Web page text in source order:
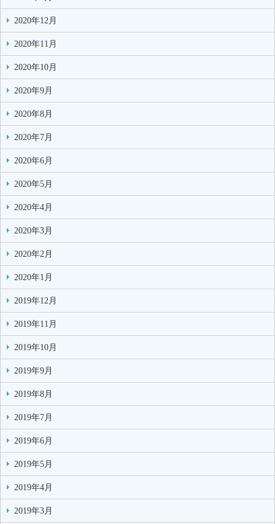
2020年12月
2020年11月
2020年10月
2020年9月
2020年8月
2020年7月
2020年6月
2020年5月
2020年4月
2020年3月
2020年2月
2020年1月
2019年12月
2019年11月
2019年10月
2019年9月
2019年8月
2019年7月
2019年6月
2019年5月
2019年4月
2019年3月